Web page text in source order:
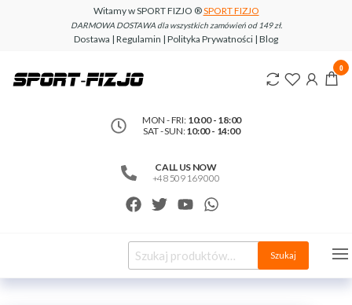
Witamy w SPORT FIZJO ®SPORT FIZJO
DARMOWA DOSTAWA dla wszystkich zamówień od 149 zł.
Dostawa | Regulamin | Polityka Prywatności | Blog
www.sport-
MON - FRI: 10:00 - 18:00
SAT - SUN:10:00 - 14:00
CALL US NOW
+48 509 169 000
0
Szukaj